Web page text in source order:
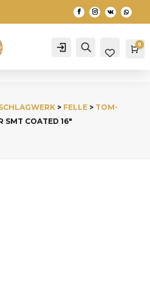
Account Search 0
> FELLE> TOM-
SMT COATED 16″